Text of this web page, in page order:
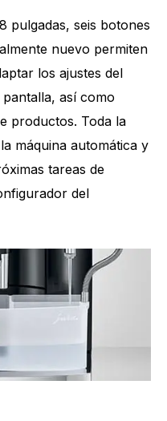
pulgadas, seis botones
nuevo permiten
los ajustes del
así como
productos. Toda la
máquina automática y
tareas de
del